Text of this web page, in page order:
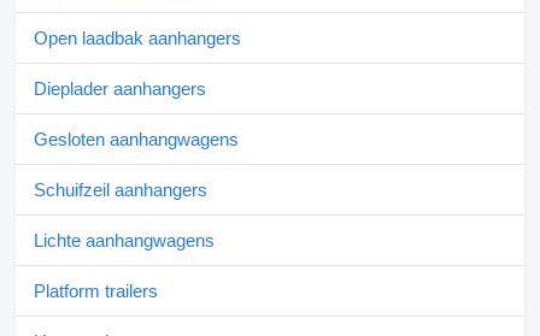
Open laadbak aanhangers
Dieplader aanhangers
Gesloten aanhangwagens
Schuifzeil aanhangers
Lichte aanhangwagens
Platform trailers